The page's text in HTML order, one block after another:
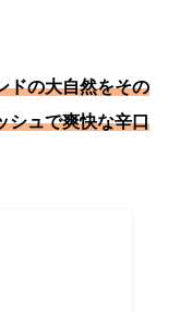
ドの大自然をその
シュで爽快な辛口